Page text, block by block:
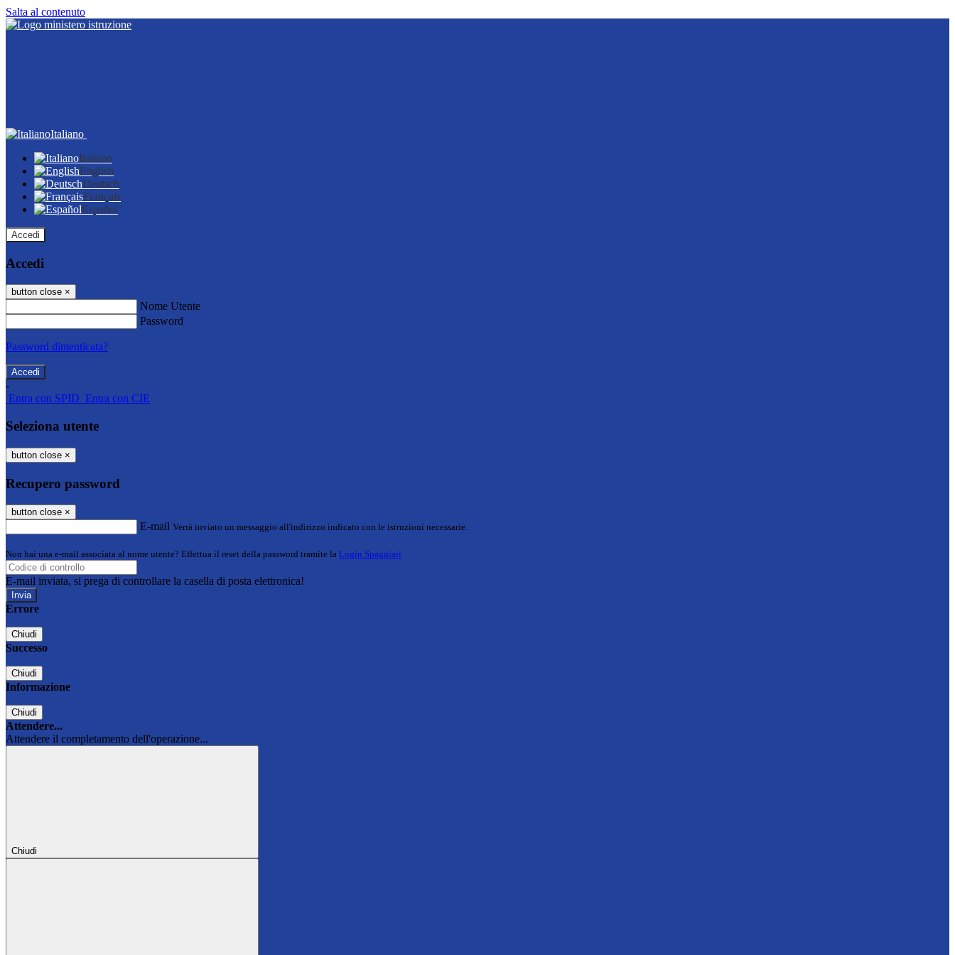
Salta al contenuto
Italiano
Italiano
English
Deutsch
Français
Español
Accedi
Accedi
button close ×
Nome Utente
Password
Password dimenticata?
-
Entra con SPID Entra con CIE
Seleziona utente
button close ×
Recupero password
button close ×
E-mail Verrà inviato un messaggio all'indirizzo indicato con le istruzioni necessarie.
Non hai una e-mail associata al nome utente? Effettua il reset della password tramite la Login Spaggiari
E-mail inviata, si prega di controllare la casella di posta elettronica!
Errore
Chiudi
Successo
Chiudi
Informazione
Chiudi
Attendere...
Attendere il completamento dell'operazione...
Chiudi